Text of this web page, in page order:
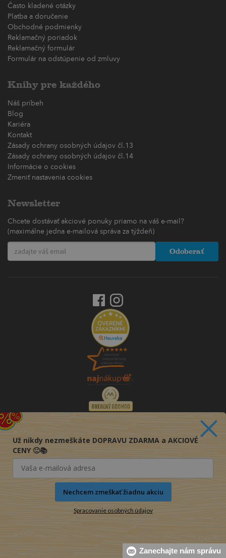
Často kladené otázky
Platba a doručenie
Obchodné podmienky
Reklamačný poriadok
Reklamačný formulár
Formulár na odstúpenie od zmluvy
Knihy pre každého
Náš príbeh
Blog
Kariéra
Kontakt
Zásady ochrany osobných údajov čl.13
Zásady ochrany osobných údajov čl.14
Informácie o cookies
Zmeniť nastavenia cookies
Newsletter
Chcete dostávať akciové ponuky priamo na váš e-mail?
(maximálne jedna e-mailová správa za týždeň)
Odoberať
Zanechajte nám správu
Už nikdy nezmeškáte DOPRAVU ZDARMA a AKCIOVÉ
CENY 🙂📚
Nechcem zmeškať žiadnu akciu
Spracovanie osobných údajov